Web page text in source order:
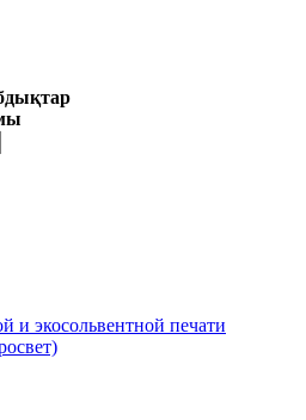
и экосольвентной печати